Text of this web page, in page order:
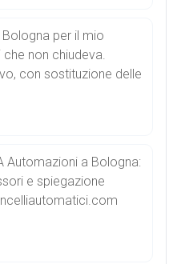
per il mio
non chiudeva.
con sostituzione delle
Automazioni a Bologna:
e spiegazione